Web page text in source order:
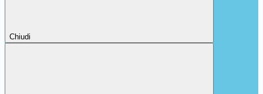
Chiudi